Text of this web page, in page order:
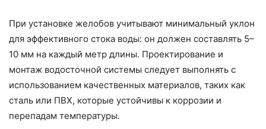
При установке желобов учитывают минимальный уклон
для эффективного стока воды: он должен составлять 5–
10 мм на каждый метр длины. Проектирование и
монтаж водосточной системы следует выполнять с
использованием качественных материалов, таких как
сталь или ПВХ, которые устойчивы к коррозии и
перепадам температуры.